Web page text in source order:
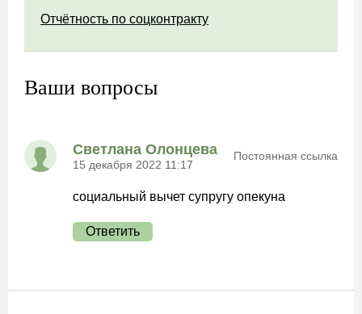
Отчётность по соцконтракту
Ваши вопросы
Светлана Олонцева
15 декабря 2022 11:17
Постоянная ссылка
социальный вычет супругу опекуна
Ответить